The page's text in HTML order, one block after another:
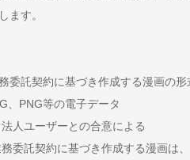
ます。
委託契約に基づき作成する漫画の形
、PNG等の電子データ
人ユーザーとの合意による
委託契約に基づき作成する漫画は